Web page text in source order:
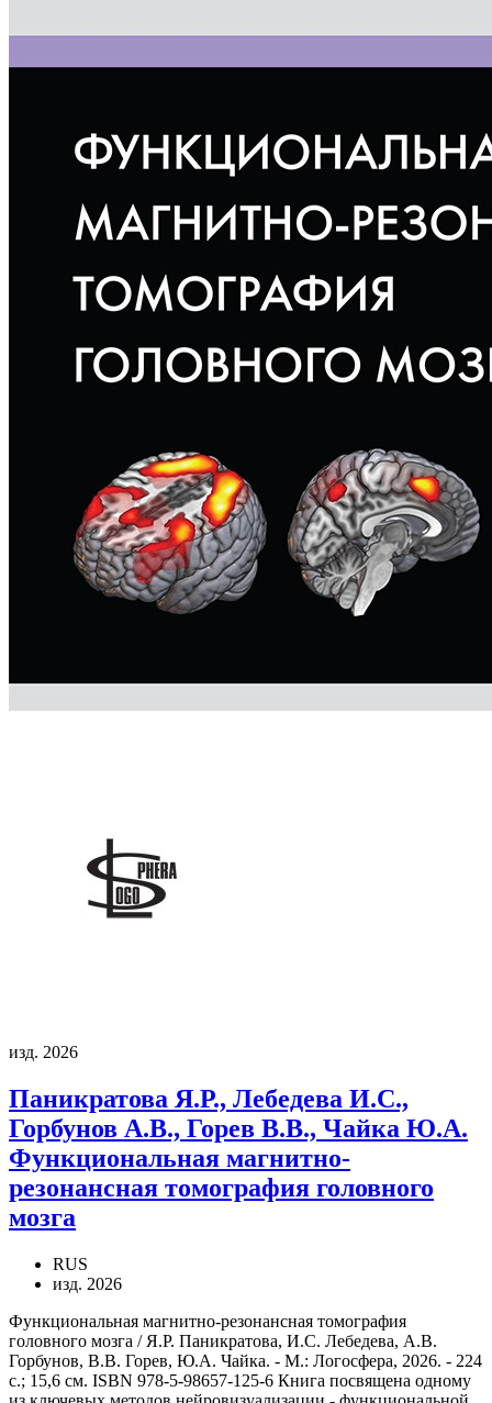
изд. 2026
Паникратова Я.Р., Лебедева И.С.,
Горбунов А.В., Горев В.В., Чайка Ю.А.
Функциональная магнитно-
резонансная томография головного
мозга
RUS
изд. 2026
Функциональная магнитно-резонансная томография
головного мозга / Я.Р. Паникратова, И.С. Лебедева, А.В.
Горбунов, В.В. Горев, Ю.А. Чайка. - М.: Логосфера, 2026. - 224
с.; 15,6 см. ISBN 978-5-98657-125-6 Книга посвящена одному